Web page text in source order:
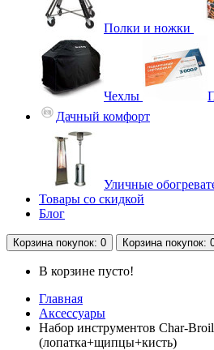
Полки и ножки
Чехлы
Дачный комфорт
Уличные
Товары со скидкой
Блог
Корзина покупок: 0 Корзина покупок:
В корзине пусто!
Главная
Аксессуары
Набор инструментов Char-
(лопатка+щипцы+кисть)